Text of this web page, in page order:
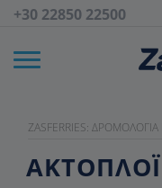
+30 22850 22500
ZASFERRIES: